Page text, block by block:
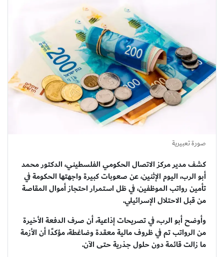
صورة تعبيرية
كشف مدير مركز الاتصال الحكومي الفلسطيني، الدكتور محمد
أبو الرب، اليوم الإثنين، عن صعوبات كبيرة واجهتها الحكومة في
تأمين رواتب الموظفين، في ظل استمرار احتجاز أموال المقاصة
من قبل الاحتلال الإسرائيلي.
وأوضح أبو الرب، في تصريحات إذاعية، أن صرف الدفعة الأخيرة
من الرواتب تم في ظروف مالية معقدة وضاغطة، مؤكدًا أن الأزمة
ما زالت قائمة دون حلول جذرية حتى الآن.